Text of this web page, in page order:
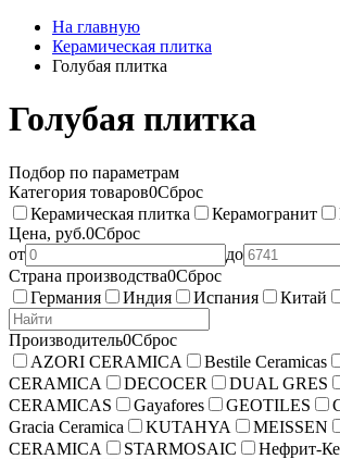
На главную
Керамическая плитка
Голубая плитка
Голубая плитка
Подбор по параметрам
Категория товаров0Сброс
Керамическая плитка
Керамогранит
Цена, руб.0Сброс
от
до
Страна производства0Сброс
Германия
Индия Испания Китай
Производитель0Сброс
AZORI CERAMICA
Bestile Ceramicas
CERAMICA
DECOCER DUAL GRES
CERAMICAS
Gayafores GEOTILES
Gracia Ceramica
KUTAHYA MEISSEN
CERAMICA
STARMOSAIC Нефрит-